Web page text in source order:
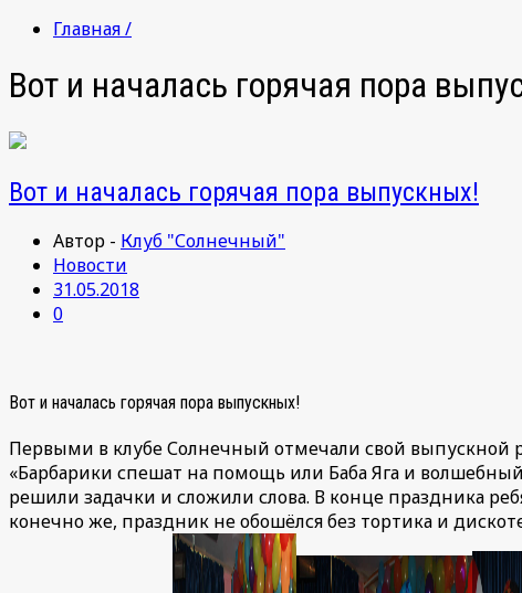
Главная /
Вот и началась горячая пора
Вот и началась горячая пора выпускных!
Автор - Клуб "Солнечный"
Новости
31.05.2018
0
Вот и началась горячая пора выпускных!
Первыми в клубе Солнечный отмечали свой выпускной
«Барбарики спешат на помощь или Баба Яга и
решили задачки и сложили слова. В конце праздника
конечно же, праздник не обошёлся без тортика и